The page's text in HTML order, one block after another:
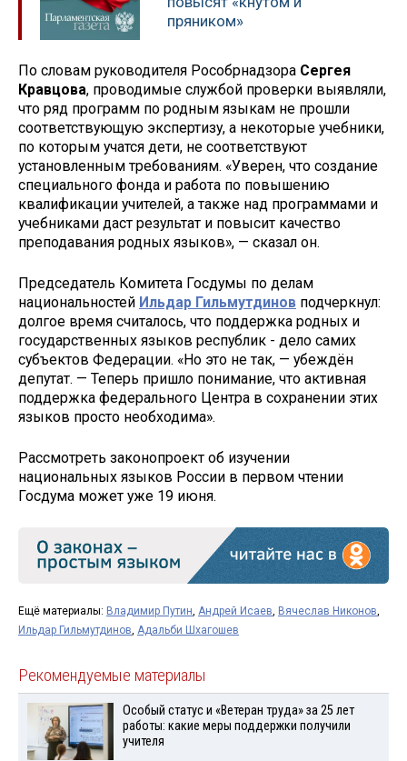
пряником»
По словам руководителя Рособрнадзора Сергея
Кравцова, проводимые службой проверки выявляли,
что ряд программ по родным языкам не прошли
соответствующую экспертизу, а некоторые учебники,
по которым учатся дети, не соответствуют
установленным требованиям. «Уверен, что создание
специального фонда и работа по повышению
квалификации учителей, а также над программами и
учебниками даст результат и повысит качество
преподавания родных языков», — сказал он.
Председатель Комитета Госдумы по делам
национальностей Ильдар Гильмутдинов подчеркнул:
долгое время считалось, что поддержка родных и
государственных языков республик - дело самих
субъектов Федерации. «Но это не так, — убеждён
депутат. — Теперь пришло понимание, что активная
поддержка федерального Центра в сохранении этих
языков просто необходима».
Рассмотреть законопроект об изучении
национальных языков России в первом чтении
Госдума может уже 19 июня.
Ещё материалы: Владимир Путин, Андрей Исаев, Вячеслав Никонов,
Ильдар Гильмутдинов, Адальби Шхагошев
Рекомендуемые материалы
Особый статус и «Ветеран труда» за 25 лет
работы: какие меры поддержки получили
учителя